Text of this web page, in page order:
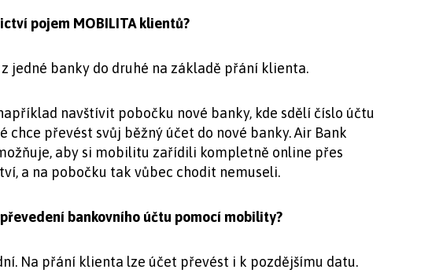
pojem MOBILITA klientů?
banky do druhé na základě přání klienta.
navštívit pobočku nové banky, kde sdělí číslo účtu
chce převést svůj běžný účet do nové banky. Air Bank
aby si mobilitu zařídili kompletně online přes
a na pobočku tak vůbec chodit nemuseli.
bankovního účtu pomocí mobility?
přání klienta lze účet převést i k pozdějšímu datu.